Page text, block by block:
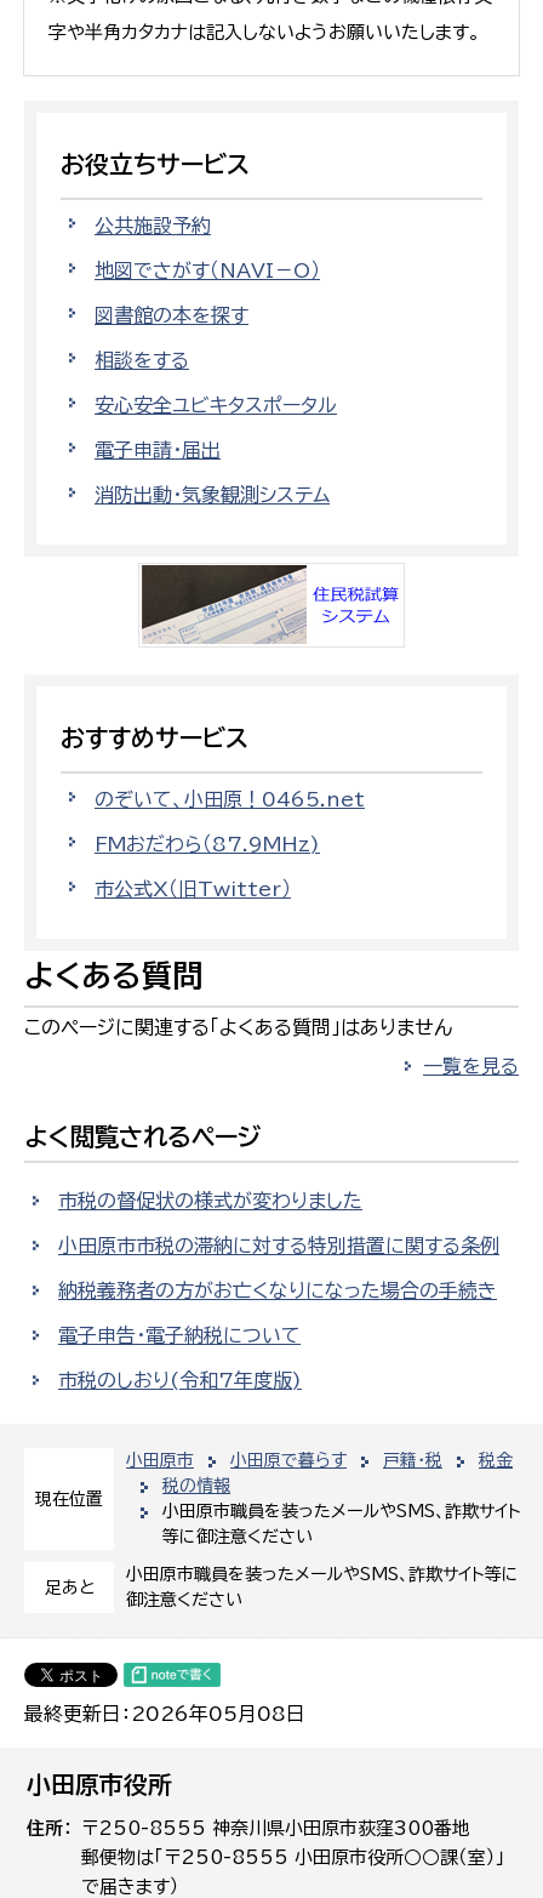
現在位置
小田原市 小田原で暮らす 戸籍・税
税金
税の情報
小田原市職員を装ったメールやSMS、詐欺サイト
等に御注意ください
足あと
小田原市職員を装ったメールやSMS、詐欺サイト等に
御注意ください
最終更新日：2026年05月08日
字や半角カタカナは記入しないようお願いいたします。
お役立ちサービス
公共施設予約
地図でさがす（NAVI－O）
図書館の本を探す
相談をする
安心安全ユビキタスポータル
電子申請・届出
消防出動・気象観測システム
おすすめサービス
のぞいて、小田原！0465.net
FMおだわら（87.9MHz)
市公式X（旧Twitter）
よくある質問
このページに関連する「よくある質問」はありません
一覧を見る
よく閲覧されるページ
市税の督促状の様式が変わりました
小田原市市税の滞納に対する特別措置に関する条例
納税義務者の方がお亡くなりになった場合の手続き
電子申告・電子納税について
市税のしおり(令和7年度版)
小田原市役所
住所
〒250-8555 神奈川県小田原市荻窪300番地
郵便物は「〒250-8555 小田原市役所○○課（室）」
で届きます）